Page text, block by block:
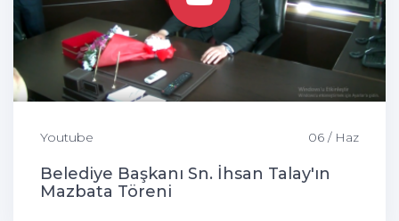
Youtube 06 / Haz
Belediye Başkanı Sn. İhsan Talay'ın
Mazbata Töreni